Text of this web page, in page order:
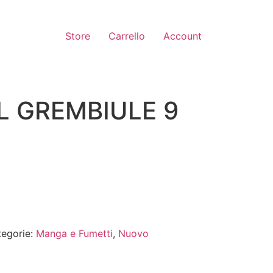
Store Carrello Account
GREMBIULE 9
Manga e Fumetti, Nuovo